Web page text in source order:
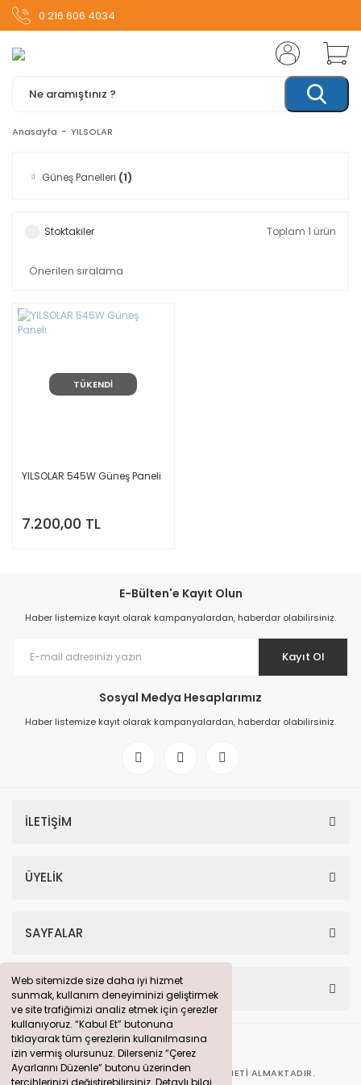
Web sitemizde size daha iyi hizmet
sunmak, kullanım deneyiminizi geliştirmek
ve site trafiğimizi analiz etmek için çerezler
kullanıyoruz. “Kabul Et” butonuna
tıklayarak tüm çerezlerin kullanılmasına
izin vermiş olursunuz. Dilerseniz “Çerez
Ayarlarını Düzenle” butonu üzerinden
Web sitemizde size daha iyi hizmet
sunmak, kullanım deneyiminizi geliştirmek
ve site trafiğimizi analiz etmek için çerezler
kullanıyoruz. “Kabul Et” butonuna
tıklayarak tüm çerezlerin kullanılmasına
izin vermiş olursunuz. Dilerseniz “Çerez
Ayarlarını Düzenle” butonu üzerinden
0 216 606 4034
Anasayfa YILSOLAR
Güneş Panelleri (1)
Stoktakiler Toplam 1 ürün
TÜKENDİ
YILSOLAR 545W Güneş Paneli
7.200,00 TL
E-Bülten'e Kayıt Olun
Haber listemize kayıt olarak kampanyalardan, haberdar olabilirsiniz.
Kayıt Ol
Sosyal Medya Hesaplarımız
Haber listemize kayıt olarak kampanyalardan, haberdar olabilirsiniz.
İLETİŞİM
ÜYELİK
SAYFALAR
HESABIM
BU SITE360° DIJITAL PAZARLAMA HIZMETI ALMAKTADIR.